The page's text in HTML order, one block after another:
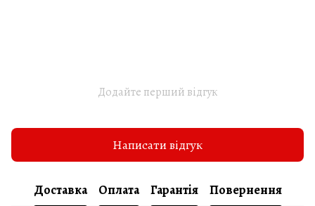
Додайте перший відгук
Написати відгук
Доставка Оплата Гарантія Повернення